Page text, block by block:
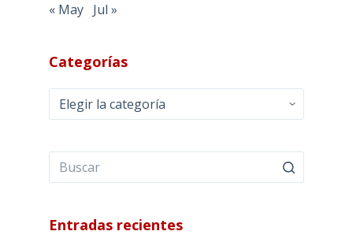
« May Jul »
Categorías
Categorías
Entradas recientes